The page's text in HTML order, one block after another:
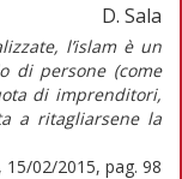
D. Sala
l’islam è un
di persone (come
di imprenditori,
a ritagliarsene la
15/02/2015, pag. 98